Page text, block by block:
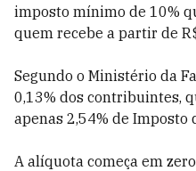
imposto mínimo de 10%
quem recebe a partir de
Segundo o Ministério da
0,13% dos contribuintes,
apenas 2,54% de Imposto
A alíquota começa em